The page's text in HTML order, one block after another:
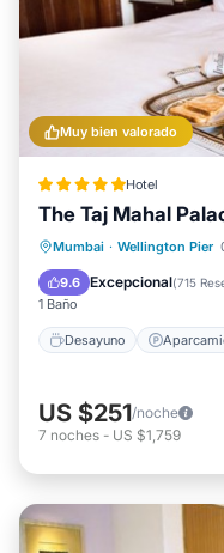
Muy bien valorado
Hotel
The Taj Mahal
Mumbai · Wellington Pier
9.6 Excepcional(715
1 Baño
Desayuno
Desayuno
Spa
US $251/noche
7 noches - US $1,759